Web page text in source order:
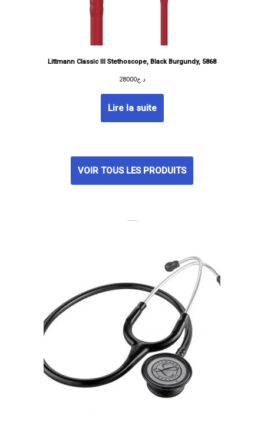
Littmann Classic III Stethoscope, Black Burgundy, 5868
د.ج28000
Lire la suite
VOIR TOUS LES PRODUITS